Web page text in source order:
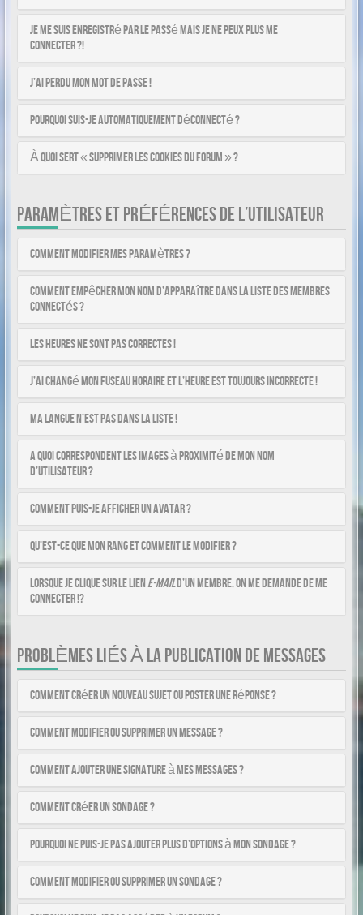
Je me suis enregistré par le passé mais je ne peux plus me
connecter ?!
J’ai perdu mon mot de passe !
Pourquoi suis-je automatiquement déconnecté ?
À quoi sert « Supprimer les cookies du forum » ?
PARAMÈTRES ET PRÉFÉRENCES DE L’UTILISATEUR
Comment modifier mes paramètres ?
Comment empêcher mon nom d’apparaître dans la liste des membres
connectés ?
Les heures ne sont pas correctes !
J’ai changé mon fuseau horaire et l’heure est toujours incorrecte !
Ma langue n’est pas dans la liste !
A quoi correspondent les images à proximité de mon nom
d’utilisateur ?
Comment puis-je afficher un avatar ?
Qu’est-ce que mon rang et comment le modifier ?
Lorsque je clique sur le liene-maild’un membre, on me demande de me
connecter !?
PROBLÈMES LIÉS À LA PUBLICATION DE MESSAGES
Comment créer un nouveau sujet ou poster une réponse ?
Comment modifier ou supprimer un message ?
Comment ajouter une signature à mes messages ?
Comment créer un sondage ?
Pourquoi ne puis-je pas ajouter plus d’options à mon sondage ?
Comment modifier ou supprimer un sondage ?